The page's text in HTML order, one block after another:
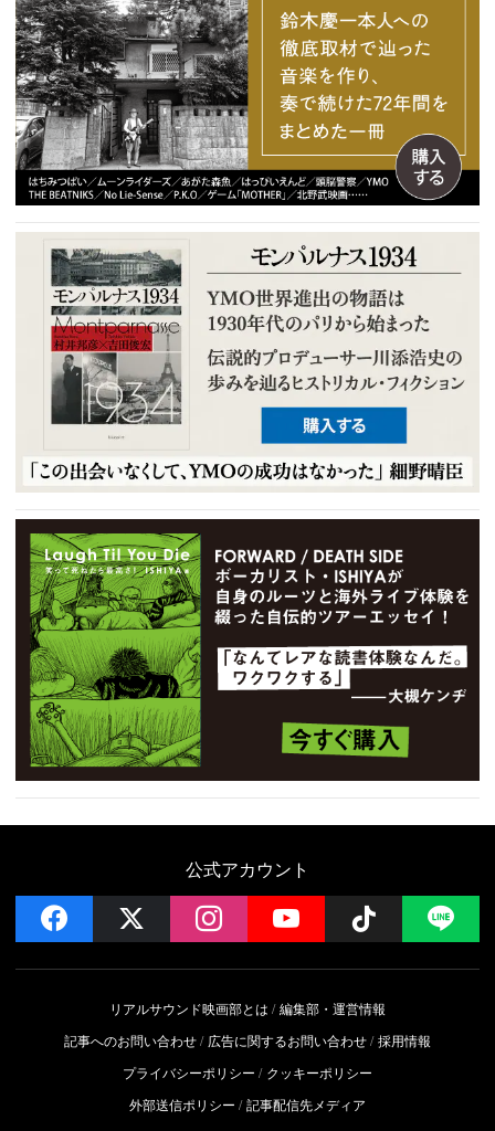
公式アカウント
facebook instagramYouTube Follow
リアルサウンド映画部とは
編集部・運営情報
記事へのお問い合わせ
広告に関するお問い合わせ 採用情報
プライバシーポリシー
クッキーポリシー
外部送信ポリシー
記事配信先メディア